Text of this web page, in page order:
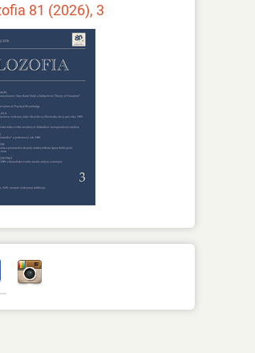
81 (2026), 3